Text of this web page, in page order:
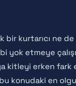
kurtarıcı ne de
yok etmeye
kitleyi erken
konudaki en